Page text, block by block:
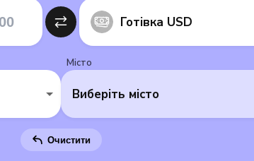
Готівка USD
Місто
Виберіть місто
Очистити